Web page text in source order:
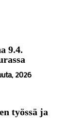
9.4.
2026
työssä ja